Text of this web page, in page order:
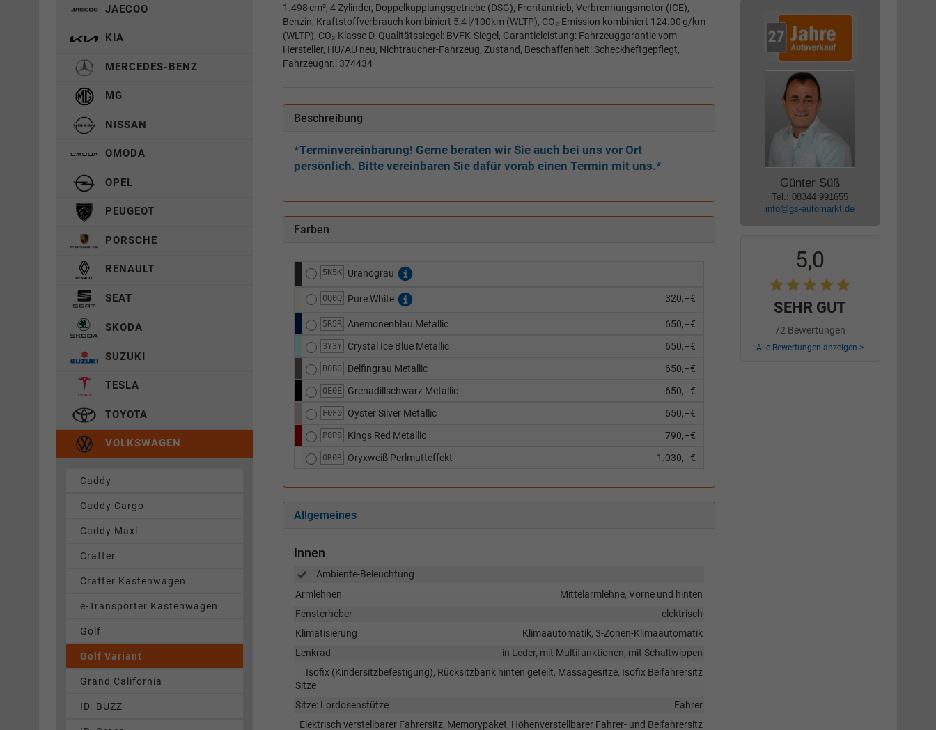
1.498 cm³, 4 Zylinder, Doppelkupplungsgetriebe (DSG), Frontantrieb, Verbrennungsmotor (ICE),
Benzin, Kraftstoffverbrauch kombiniert 5,4 l/100km (WLTP), CO₂-Emission kombiniert 124.00 g/km
(WLTP), CO₂-Klasse D, Qualitätssiegel: BVFK-Siegel, Garantieleistung: Fahrzeuggarantie vom
Hersteller, HU/AU neu, Nichtraucher-Fahrzeug, Zustand, Beschaffenheit: Scheckheftgepflegt,
Fahrzeugnr.: 374434
Beschreibung
*Terminvereinbarung! Gerne beraten wir Sie auch bei uns vor Ort
persönlich. Bitte vereinbaren Sie dafür vorab einen Termin mit uns.*
Farben
5K5K Uranograu
0Q0Q Pure White 320,–€
5R5R Anemonenblau Metallic 650,–€
3Y3Y Crystal Ice Blue Metallic 650,–€
B0B0 Delfingrau Metallic 650,–€
0E0E Grenadillschwarz Metallic 650,–€
F0F0 Oyster Silver Metallic 650,–€
P8P8 Kings Red Metallic 790,–€
0R0R Oryxweiß Perlmutteffekt 1.030,–€
Allgemeines
Innen
Ambiente-Beleuchtung
Mittelarmlehne, Vorne und hinten
Armlehnen
elektrisch
Fensterheber
Klimaautomatik, 3-Zonen-Klimaautomatik
Klimatisierung
in Leder, mit Multifunktionen, mit Schaltwippen
Lenkrad
Isofix (Kindersitzbefestigung), Rücksitzbank hinten geteilt, Massagesitze, Isofix Beifahrersitz
Sitze
Fahrer
Sitze: Lordosenstütze
Elektrisch verstellbarer Fahrersitz, Memorypaket, Höhenverstellbarer Fahrer- und Beifahrersitz
JAECOO
KIA
MERCEDES-BENZ
MG
NISSAN
OMODA
OPEL
PEUGEOT
PORSCHE
RENAULT
SEAT
SKODA
SUZUKI
TESLA
TOYOTA
VOLKSWAGEN
Caddy
Caddy Cargo
Caddy Maxi
Crafter
Crafter Kastenwagen
e-Transporter Kastenwagen
Golf
Golf Variant
Grand California
ID. BUZZ
Günter Süß
Tel.: 08344 991655
info@gs-automarkt.de
5,0
SEHR GUT
72 Bewertungen
Alle Bewertungen anzeigen >